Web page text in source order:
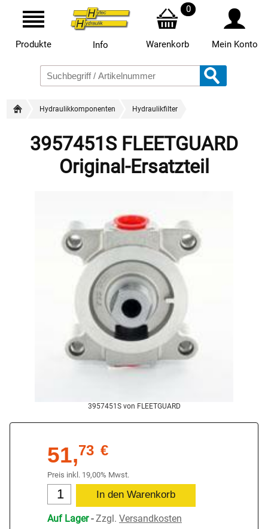
Produkte Info
0
Warenkorb Mein Konto
Hydraulikkomponenten Hydraulikfilter
3957451S FLEETGUARD
Original-Ersatzteil
3957451S von FLEETGUARD
51,73 €
Preis inkl. 19,00% Mwst.
Auf Lager-Zzgl. Versandkosten